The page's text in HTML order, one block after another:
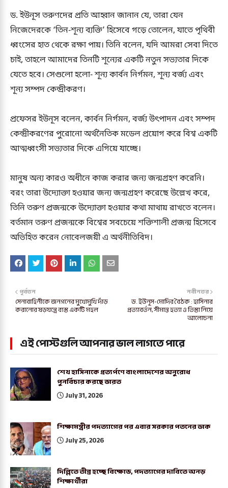
ড. ইউনূস তরুণদের প্রতি আহ্বান জানান যে, তারা যেন
নিজেদেরকে ‘তিন-শূন্য ব্যক্তি’ হিসেবে গড়ে তোলেন, যাতে পৃথিবী
ধ্বংসের হাত থেকে রক্ষা পায়। তিনি বলেন, যদি আমরা সেবা দিতে
চাই, তাহলে আমাদের তিনটি শূন্যের একটি নতুন সভ্যতার দিকে
যেতে হবে। সেগুলো হলো- শূন্য কার্বন নির্গমন, শূন্য বর্জ্য এবং
শূন্য সম্পদ কেন্দ্রীকরণ।
প্রফেসর ইউনূস বলেন, কার্বন নির্গমন, বর্জ্য উৎপাদন এবং সম্পদ
কেন্দ্রীকরণের পুরোনো অর্থনৈতিক মডেল প্রয়োগ করে বিশ্ব একটি
আত্মধ্বংসী সভ্যতার দিকে এগিয়ে যাচ্ছে।
মানুষ অন্য কারও অধীনে কাজ করার জন্য জন্মগ্রহণ করেনি।
বরং তারা উদ্যোক্তা হওয়ার জন্য জন্মগ্রহণ করেছে উল্লেখ করে,
তিনি তরুণ প্রজন্মকে উদ্যোক্তা হওয়ার কথা মাথায় রাখতে বলেন।
বর্তমান তরুণ প্রজন্মকে বিশ্বের সবচেয়ে শক্তিশালী প্রজন্ম হিসেবে
অভিহিত করেন নোবেলজয়ী এ অর্থনীতিবিদ।
নবীনতর
ড. ইউনূস-মোদির বৈঠক : হাসিনার
প্রত্যাবর্তন, সীমান্ত হত্যা ও তিস্তা নিয়ে
আলোচনা
পূর্বতন
সেনাবাহিনীকে জনগনের মুখোমুখি দাঁড়
করানোর ষড়যন্ত্রে ব্যস্ত একটি মহল
এই পোস্টগুলি আপনার ভাল লাগতে পারে
শেখ হাসিনাকে প্রত্যর্পণে বাংলাদেশের অনুরোধ
পুনর্বিচার করছে ভারত
July 31, 2026
শিক্ষামন্ত্রীর পদত্যাগের পর এবার সরকার পতনের ডাক
July 25, 2026
দিল্লিতে তীব্র হচ্ছে বিক্ষোভ, পদত্যাগের দাবিতে অনড়
শিক্ষার্থীরা